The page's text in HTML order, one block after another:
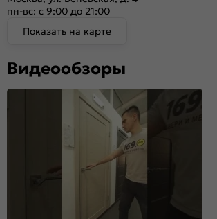
пн-вс: с 9:00 до 21:00
Показать на карте
Видеообзоры